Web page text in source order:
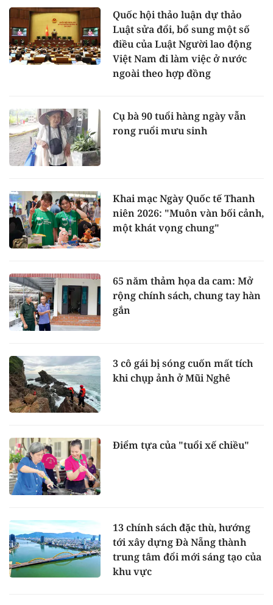
Quốc hội thảo luận dự thảo
Luật sửa đổi, bổ sung một số
điều của Luật Người lao động
Việt Nam đi làm việc ở nước
ngoài theo hợp đồng
Cụ bà 90 tuổi hàng ngày vẫn
rong ruổi mưu sinh
Khai mạc Ngày Quốc tế Thanh
niên 2026: "Muôn vàn bối cảnh,
một khát vọng chung"
65 năm thảm họa da cam: Mở
rộng chính sách, chung tay hàn
gắn
3 cô gái bị sóng cuốn mất tích
khi chụp ảnh ở Mũi Nghê
Điểm tựa của "tuổi xế chiều"
13 chính sách đặc thù, hướng
tới xây dựng Đà Nẵng thành
trung tâm đổi mới sáng tạo của
khu vực